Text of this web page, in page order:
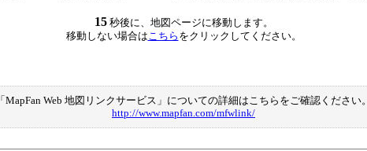
15秒後に、地図ページに移動します。
移動しない場合はこちら をクリックしてください。
「MapFan Web 地図リンクサービス」についての詳細はこちらをご確認ください。
http://www.mapfan.com/mfwlink/